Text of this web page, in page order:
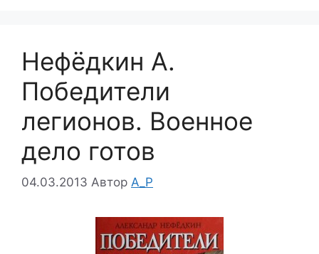
Нефёдкин А.
Победители
легионов. Военное
дело готов
04.03.2013 Автор A_P